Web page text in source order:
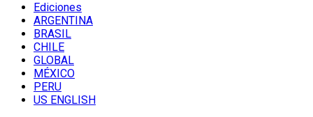
Ediciones
ARGENTINA
BRASIL
CHILE
GLOBAL
MÉXICO
PERU
US ENGLISH